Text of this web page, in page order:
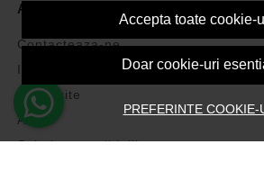
Accepta toate cookie-
Doar cookie-uri
PREFERINTE COOKIE-
ASISTENTA
Contacteaza-ne
Intrebari frecvente
Harta site
ANPC
Solutionarea litigiilor